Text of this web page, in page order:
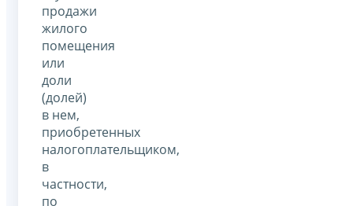
продажи
жилого
помещения
или
доли
(долей)
в нем,
приобретенных
налогоплательщиком,
в
частности,
по